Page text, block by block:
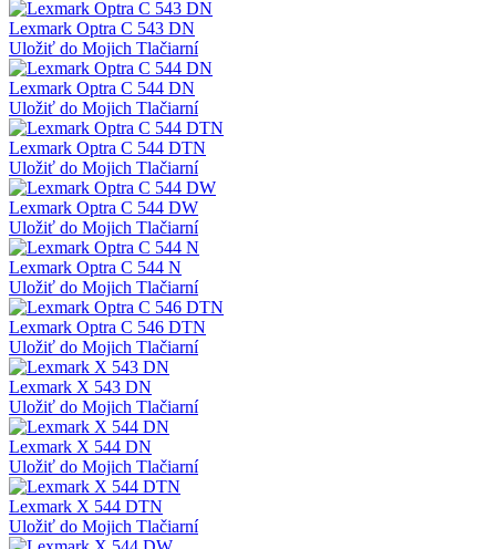
Lexmark Optra C 543 DN
Uložiť do Mojich Tlačiarní
Lexmark Optra C 544 DN
Uložiť do Mojich Tlačiarní
Lexmark Optra C 544 DTN
Uložiť do Mojich Tlačiarní
Lexmark Optra C 544 DW
Uložiť do Mojich Tlačiarní
Lexmark Optra C 544 N
Uložiť do Mojich Tlačiarní
Lexmark Optra C 546 DTN
Uložiť do Mojich Tlačiarní
Lexmark X 543 DN
Uložiť do Mojich Tlačiarní
Lexmark X 544 DN
Uložiť do Mojich Tlačiarní
Lexmark X 544 DTN
Uložiť do Mojich Tlačiarní